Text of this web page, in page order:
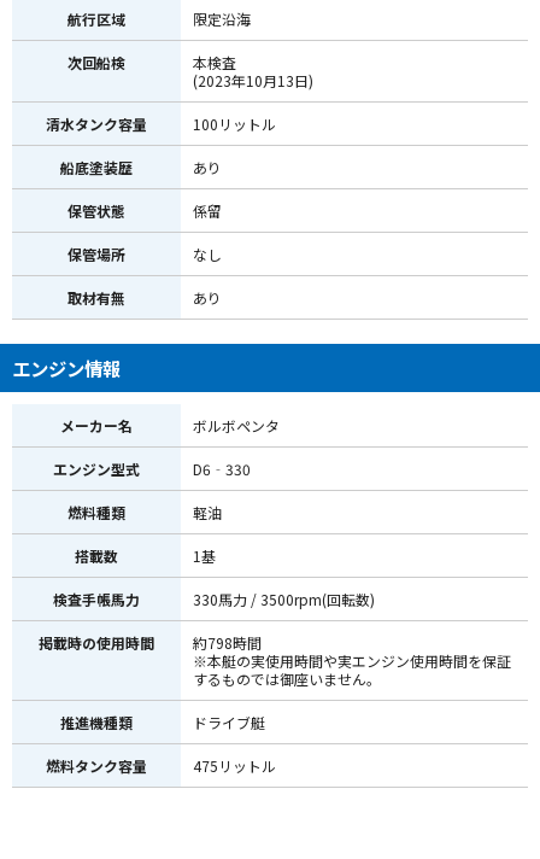
航行区域 限定沿海
次回船検
本検査
(2023年10月13日)
清水タンク容量 100リットル
船底塗装歴 あり
保管状態 係留
保管場所 なし
取材有無 あり
エンジン情報
メーカー名 ボルボペンタ
エンジン型式 D6‐330
燃料種類 軽油
搭載数 1基
検査手帳馬力 330馬力 / 3500rpm(回転数)
掲載時の使用時間
約798時間
※本艇の実使用時間や実エンジン使用時間を保証
するものでは御座いません。
推進機種類 ドライブ艇
燃料タンク容量 475リットル